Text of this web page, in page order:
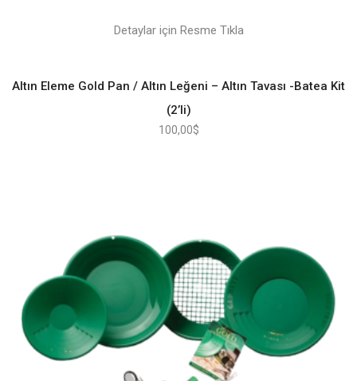
Detaylar için Resme Tıkla
Altın Eleme Gold Pan / Altın Leğeni – Altın Tavası -Batea Kit
(2’li)
100,00$